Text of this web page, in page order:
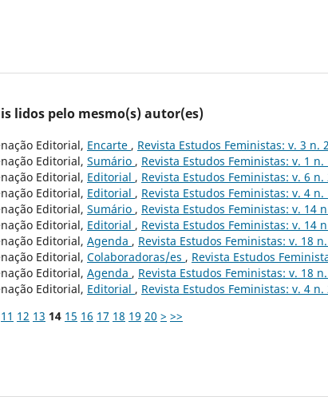
lidos pelo mesmo(s) autor(es)
Editorial, Encarte , Revista Estudos Feministas: v. 3 n.
Editorial, Sumário , Revista Estudos Feministas: v. 1 n.
Editorial, Editorial , Revista Estudos Feministas: v. 6 n.
Editorial, Editorial , Revista Estudos Feministas: v. 4 n.
Editorial, Sumário , Revista Estudos Feministas: v. 14
Editorial, Editorial , Revista Estudos Feministas: v. 14
Editorial, Agenda , Revista Estudos Feministas: v. 18
Editorial, Colaboradoras/es , Revista Estudos
Editorial, Agenda , Revista Estudos Feministas: v. 18
Editorial, Editorial , Revista Estudos Feministas: v. 4 n.
11 12 13 14 15 16 17 18 19 20 > >>